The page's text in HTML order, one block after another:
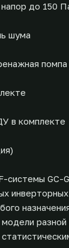
до 150
шума
помпа
в комплекте
системы GC-